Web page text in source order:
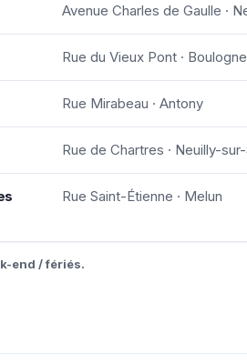
Avenue Charles de Gaulle ·
Rue du Vieux Pont ·
Rue Mirabeau · Antony
Rue de Chartres · Neuilly-
Rue Saint-Étienne · Melun
end / fériés.